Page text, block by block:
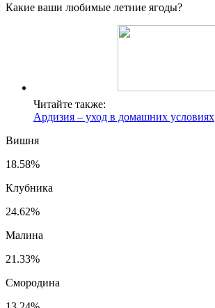
Какие ваши любимые летние ягоды?
Читайте также:
Ардизия – уход в домашних условиях
Вишня
18.58%
Клубника
24.62%
Малина
21.33%
Смородина